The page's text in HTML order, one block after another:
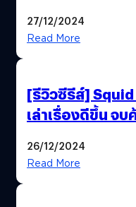
27/12/2024
Read More
[รีวิวซีรีส์] Squid
เล่าเรื่องดีขึ้น จ
26/12/2024
Read More